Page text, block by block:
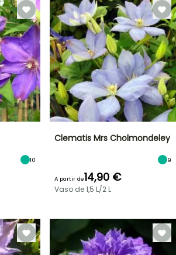
10
Clematis Mrs Cholmondeley
9
A partir de14,90 €
Vaso de 1,5 L/2 L